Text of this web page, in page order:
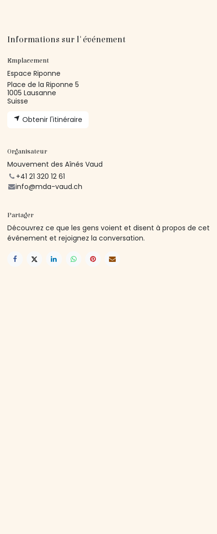
Informations sur l'événement
Emplacement
Espace Riponne
Place de la Riponne 5
1005 Lausanne
Suisse
Obtenir l'itinéraire
Organisateur
Mouvement des Aînés Vaud
+41 21 320 12 61
info@mda-vaud.ch
Partager
Découvrez ce que les gens voient et disent à propos de cet
événement et rejoignez la conversation.